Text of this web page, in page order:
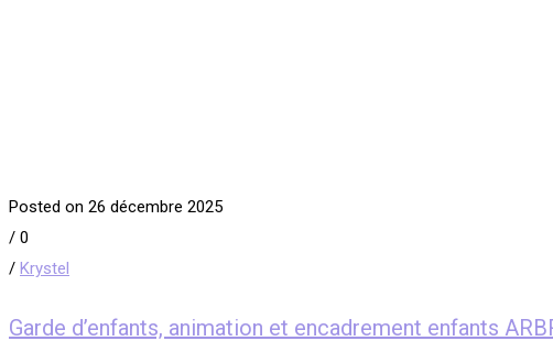
Posted on 26 décembre 2025
/ 0
/ Krystel
Garde d’enfants, animation et encadrement enfants